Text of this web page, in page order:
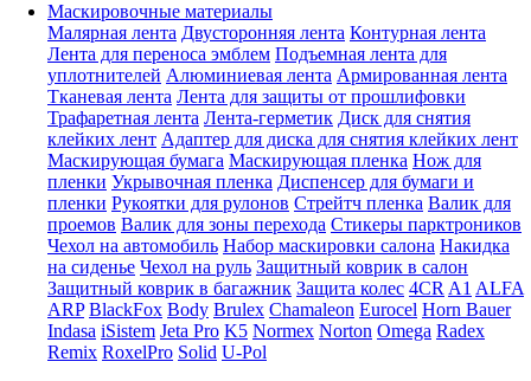
Маскировочные материалы
Малярная лента Двусторонняя лента Контурная лента
Лента для переноса эмблем Подъемная лента для
уплотнителей Алюминиевая лента Армированная лента
Тканевая лента Лента для защиты от прошлифовки
Трафаретная лента Лента-герметик Диск для снятия
клейких лент Адаптер для диска для снятия клейких лент
Маскирующая бумага Маскирующая пленка Нож для
пленки Укрывочная пленка Диспенсер для бумаги и
пленки Рукоятки для рулонов Стрейтч пленка Валик для
проемов Валик для зоны перехода Стикеры парктроников
Чехол на автомобиль Набор маскировки салона Накидка
на сиденье Чехол на руль Защитный коврик в салон
Защитный коврик в багажник Защита колес 4CR A1 ALFA
ARP BlackFox Body Brulex Chamaleon Eurocel Horn Bauer
Indasa iSistem Jeta Pro K5 Normex Norton Omega Radex
Remix RoxelPro Solid U-Pol